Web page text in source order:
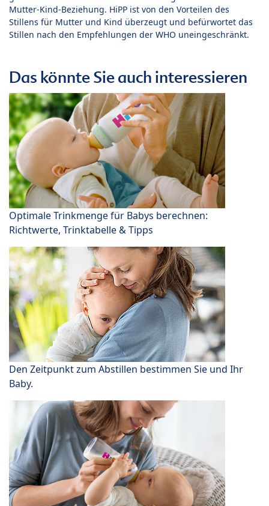
Mutter-Kind-Beziehung. HiPP ist von den Vorteilen des
Stillens für Mutter und Kind überzeugt und befürwortet das
Stillen nach den Empfehlungen der WHO uneingeschränkt.
Das könnte Sie auch interessieren
Optimale Trinkmenge für Babys berechnen:
Richtwerte, Trinktabelle & Tipps
Den Zeitpunkt zum Abstillen bestimmen Sie und Ihr
Baby.